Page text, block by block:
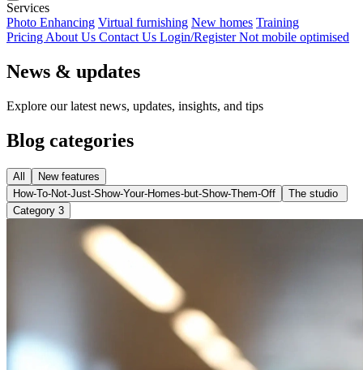
Services
Photo Enhancing Virtual furnishing New homes Training
Pricing About Us Contact Us Login/RegisterNot mobile optimised
News & updates
Explore our latest news, updates, insights, and tips
Blog categories
All
New features​​​​‌ ‍ ​‍​‍‌‍ ‌ ​‍‌‍‍‌‌‍‌ ‌‍‍‌‌‍ ‍​‍​‍​ ‍‍​‍​‍‌ ​ ‌‍​‌‌‍ ‍‌‍‍‌‌ ‌​‌ ‍‌​‍ ‍‌‍‍‌‌‍ ​‍​‍​‍ ​​‍​‍‌‍‍​‌ ​‍‌‍‌‌‌‍‌‍​‍​‍​ ‍‍​‍​‍​‍ ‌‍​‌‌‍‌​‌‍ ‌‌‍‍‌‌‍ ‍​‍ ‌‍‍‌‌‍ ‍‌ ‌​‌‍‌‌‌‍ ‍‌ ‌​​‍ ‌‍‌‌‌‍‌​‌‍‍‌‌ ‌​​‍ ‌‍ ‌‌‍ ‌‍‌​‌‍‌‌​ ‌‌ ​​‌ ​‍‌‍‌‌‌ ​ ‌‍‌‌‌‍ ‍‌ ‌​‌‍​‌‌ ‌​‌‍‍‌‌‍ ‌‍ ‍​ ‍ ‌‍‍‌‌‍‌​​ ‌​ ​‍​ ‌ ​ ‌‌‌‍‌‍‌‍​‍​ ​‍‌‍‌‌​ ​‌​‍ ‌​ ​​‌‍​‌​ ‌ ​ ‌ ​‍ ‌​ ‌​​ ‌​‌‍​ ​ ‌‌​‍ ‌​ ‍​​ ​ ​ ​ ​ ‌​​‍ ‌​ ‍‌​ ‍​‌‍‌​​ ‍‌​ ​‌‌‍‌‌​ ‌​​ ‌‍​ ‌‍​ ‍​​ ​‌​ ​‌​ ‍ ‌ ‌​‌ ‍‌‌ ​​‌‍‌‌​ ‌‌ ​​‌‍ ‌ ​ ‌ ‌​‌​​ ‌‍​‌‌ ‌​‌‍‌‌‌‍‌ ‌‍ ‌ ​‍‌ ‍‌​ ‍ ‌ ​​‌‍​‌‌ ‌​‌‍‍​​ ‌‌ ‌​‌‍‍‌‌ ‌​‌‍ ​‌‍‌‌​ ‌‍​‍‌‍​‌‌ ​ ‌‍‌‌‌‌‌‌‌ ​‍‌‍ ​​ ‌​‍‌‌​ ​‍‌​‌‍‌‍​‌‌‍‌​‌‍ ‌‌‍‍‌‌‍ ‍​‍‌‍‌‍‍‌‌‍‌​​ ‌​ ​‍​ ‌ ​ ‌‌‌‍‌‍‌‍​‍​ ​‍‌‍‌‌​ ​‌​‍ ‌​ ​​‌‍​‌​ ‌ ​ ‌ ​‍ ‌​ ‌​​ ‌​‌‍​ ​ ‌‌​‍ ‌​ ‍​​ ​ ​ ​ ​ ‌​​‍ ‌​ ‍‌​ ‍​‌‍‌​​ ‍‌​ ​‌‌‍‌‌​ ‌​​ ‌‍​ ‌‍​ ‍​​ ​‌​ ​‌​‍‌‍‌ ‌​‌ ‍‌‌ ​​‌‍‌‌​ ‌‌ ​​‌‍ ‌ ​ ‌ ‌​‌​​ ‌‍​‌‌ ‌​‌‍‌‌‌‍‌ ‌‍ ‌ ​‍‌ ‍‌​‍‌‍‌ ​​‌‍​‌‌ ‌​‌‍‍​​ ‌‌ ‌​‌‍‍‌‌ ‌​‌‍ ​‌‍‌‌​‍​‍‌ ‌
How-To-Not-Just-Show-Your-Homes-but-Show-Them-Off​​​​‌ ‍ ​‍​‍‌‍ ‌ ​‍‌‍‍‌‌‍‌ ‌‍‍‌‌‍ ‍​‍​‍​ ‍‍​‍​‍‌ ​ ‌‍​‌‌‍ ‍‌‍‍‌‌ ‌​‌ ‍‌​‍ ‍‌‍‍‌‌‍ ​‍​‍​‍ ​​‍​‍‌‍‍​‌ ​‍‌‍‌‌‌‍‌‍​‍​‍​ ‍‍​‍​‍​‍ ‌‍​‌‌‍‌​‌‍ ‌‌‍‍‌‌‍ ‍​‍ ‌‍‍‌‌‍ ‍‌ ‌​‌‍‌‌‌‍ ‍‌ ‌​​‍ ‌‍‌‌‌‍‌​‌‍‍‌‌ ‌​​‍ ‌‍ ‌‌‍ ‌‍‌​‌‍‌‌​ ‌‌ ​​‌ ​‍‌‍‌‌‌ ​ ‌‍‌‌‌‍ ‍‌ ‌​‌‍​‌‌ ‌​‌‍‍‌‌‍ ‌‍ ‍​ ‍ ‌‍‍‌‌‍‌​​ ‌​ ​ ‌‍‌‌‌‍‌‌​ ​‌‌‍​ ​ ‍​​ ‍‌​ ​‍​‍ ‌‌‍‌‍‌‍‌​​ ‍​​ ‌‌​‍ ‌​ ‌​‌‍‌​​ ‌​​ ‍‌​‍ ‌‌‍​‍‌‍‌​​ ​‍​ ​‌​‍ ‌‌‍​ ​ ​‌‌‍‌‌​ ‌‌​ ​​‌‍‌​​ ​‍‌‍‌‌‌‍‌‍​ ‌‍​ ​​‌‍‌‍​ ‍ ‌ ‌​‌ ‍‌‌ ​​‌‍‌‌​ ‌‌ ​​‌‍ ‌ ​ ‌ ‌​‌​​ ‌‍​‌‌ ‌​‌‍‌‌‌‍‌ ‌‍ ‌ ​‍‌ ‍‌​ ‍ ‌ ​​‌‍​‌‌ ‌​‌‍‍​​ ‌‌ ‌​‌‍‍‌‌ ‌​‌‍ ​‌‍‌‌​ ‌‍​‍‌‍​‌‌ ​ ‌‍‌‌‌‌‌‌‌ ​‍‌‍ ​​ ‌​‍‌‌​ ​‍‌​‌‍‌‍​‌‌‍‌​‌‍ ‌‌‍‍‌‌‍ ‍​‍‌‍‌‍‍‌‌‍‌​​ ‌​ ​ ‌‍‌‌‌‍‌‌​ ​‌‌‍​ ​ ‍​​ ‍‌​ ​‍​‍ ‌‌‍‌‍‌‍‌​​ ‍​​ ‌‌​‍ ‌​ ‌​‌‍‌​​ ‌​​ ‍‌​‍ ‌‌‍​‍‌‍‌​​ ​‍​ ​‌​‍ ‌‌‍​ ​ ​‌‌‍‌‌​ ‌‌​ ​​‌‍‌​​ ​‍‌‍‌‌‌‍‌‍​ ‌‍​ ​​‌‍‌‍​‍‌‍‌ ‌​‌ ‍‌‌ ​​‌‍‌‌​ ‌‌ ​​‌‍ ‌ ​ ‌ ‌​‌​​ ‌‍​‌‌ ‌​‌‍‌‌‌‍‌ ‌‍ ‌ ​‍‌ ‍‌​‍‌‍‌ ​​‌‍​‌‌ ‌​‌‍‍​​ ‌‌ ‌​‌‍‍‌‌ ‌​‌‍ ​‌‍‌‌​‍‌‍‌ ​​‌‍‌‌‌ ​‍‌ ​ ‌ ​​‌‍‌‌‌‍​ ‌ ‌​‌‍‍‌‌ ‌‍‌‍‌‌​ ‌‌ ​​‌ ‌‌‌‍​‍‌‍ ​‌‍‍‌‌ ​ ‌‍‍​‌‍‌‌‌‍‌​​‍​‍‌ ‌
The studio ​​​​‌ ‍ ​‍​‍‌‍ ‌ ​‍‌‍‍‌‌‍‌ ‌‍‍‌‌‍ ‍​‍​‍​ ‍‍​‍​‍‌ ​ ‌‍​‌‌‍ ‍‌‍‍‌‌ ‌​‌ ‍‌​‍ ‍‌‍‍‌‌‍ ​‍​‍​‍ ​​‍​‍‌‍‍​‌ ​‍‌‍‌‌‌‍‌‍​‍​‍​ ‍‍​‍​‍​‍ ‌‍​‌‌‍‌​‌‍ ‌‌‍‍‌‌‍ ‍​‍ ‌‍‍‌‌‍ ‍‌ ‌​‌‍‌‌‌‍ ‍‌ ‌​​‍ ‌‍‌‌‌‍‌​‌‍‍‌‌ ‌​​‍ ‌‍ ‌‌‍ ‌‍‌​‌‍‌‌​ ‌‌ ​​‌ ​‍‌‍‌‌‌ ​ ‌‍‌‌‌‍ ‍‌ ‌​‌‍​‌‌ ‌​‌‍‍‌‌‍ ‌‍ ‍​ ‍ ‌‍‍‌‌‍‌​​ ‌​ ‌​‌‍​‍​ ​ ​ ‌‌​ ‍‌‌‍‌‍‌‍​‌​ ​‍​‍ ‌​ ‌ ​ ‍‌​ ‌‌‌‍‌‌​‍ ‌​ ‌​‌‍‌‍​ ​​​ ​‍​‍ ‌​ ‍‌‌‍‌‍​ ‍‌‌‍‌‍​‍ ‌​ ‍​​ ‍‌​ ‌ ​ ​‍​ ‌‍​ ‌‍​ ‍‌​ ​‍​ ‍‌​ ​​‌‍​ ​ ‍‌​ ‍ ‌ ‌​‌ ‍‌‌ ​​‌‍‌‌​ ‌‌ ​​‌‍ ‌ ​ ‌ ‌​‌​​ ‌‍​‌‌ ‌​‌‍‌‌‌‍‌ ‌‍ ‌ ​‍‌ ‍‌​ ‍ ‌ ​​‌‍​‌‌ ‌​‌‍‍​​ ‌‌ ‌​‌‍‍‌‌ ‌​‌‍ ​‌‍‌‌​ ‌‍​‍‌‍​‌‌ ​ ‌‍‌‌‌‌‌‌‌ ​‍‌‍ ​​ ‌​‍‌‌​ ​‍‌​‌‍‌‍​‌‌‍‌​‌‍ ‌‌‍‍‌‌‍ ‍​‍‌‍‌‍‍‌‌‍‌​​ ‌​ ‌​‌‍​‍​ ​ ​ ‌‌​ ‍‌‌‍‌‍‌‍​‌​ ​‍​‍ ‌​ ‌ ​ ‍‌​ ‌‌‌‍‌‌​‍ ‌​ ‌​‌‍‌‍​ ​​​ ​‍​‍ ‌​ ‍‌‌‍‌‍​ ‍‌‌‍‌‍​‍ ‌​ ‍​​ ‍‌​ ‌ ​ ​‍​ ‌‍​ ‌‍​ ‍‌​ ​‍​ ‍‌​ ​​‌‍​ ​ ‍‌​‍‌‍‌ ‌​‌ ‍‌‌ ​​‌‍‌‌​ ‌‌ ​​‌‍ ‌ ​ ‌ ‌​‌​​ ‌‍​‌‌ ‌​‌‍‌‌‌‍‌ ‌‍ ‌ ​‍‌ ‍‌​‍‌‍‌ ​​‌‍​‌‌ ‌​‌‍‍​​ ‌‌ ‌​‌‍‍‌‌ ‌​‌‍ ​‌‍‌‌​‍​‍‌ ‌
Category 3​​​​‌ ‍ ​‍​‍‌‍ ‌ ​‍‌‍‍‌‌‍‌ ‌‍‍‌‌‍ ‍​‍​‍​ ‍‍​‍​‍‌ ​ ‌‍​‌‌‍ ‍‌‍‍‌‌ ‌​‌ ‍‌​‍ ‍‌‍‍‌‌‍ ​‍​‍​‍ ​​‍​‍‌‍‍​‌ ​‍‌‍‌‌‌‍‌‍​‍​‍​ ‍‍​‍​‍​‍ ‌‍​‌‌‍‌​‌‍ ‌‌‍‍‌‌‍ ‍​‍ ‌‍‍‌‌‍ ‍‌ ‌​‌‍‌‌‌‍ ‍‌ ‌​​‍ ‌‍‌‌‌‍‌​‌‍‍‌‌ ‌​​‍ ‌‍ ‌‌‍ ‌‍‌​‌‍‌‌​ ‌‌ ​​‌ ​‍‌‍‌‌‌ ​ ‌‍‌‌‌‍ ‍‌ ‌​‌‍​‌‌ ‌​‌‍‍‌‌‍ ‌‍ ‍​ ‍ ‌‍‍‌‌‍‌​​ ‌‌‍​‌‌‍‌‌‌‍‌‌‌‍‌​​ ​​‌‍​‍​ ‍‌​ ​ ​‍ ‌​ ‍‌​ ​‌‌‍​‍​ ​‍​‍ ‌​ ‌​‌‍​‌‌‍​‍​ ​‌​‍ ‌‌‍​‌‌‍‌‍​ ​‌​ ‌‍​‍ ‌‌‍‌‌‌‍​ ​ ​​‌‍​‍​ ‌ ​ ‍‌‌‍‌‌‌‍​‍​ ​ ​ ‌‍‌‍​ ​ ‌ ​ ‍ ‌ ‌​‌ ‍‌‌ ​​‌‍‌‌​ ‌‌ ​​‌‍ ‌ ​ ‌ ‌​‌​​ ‌‍​‌‌ ‌​‌‍‌‌‌‍‌ ‌‍ ‌ ​‍‌ ‍‌​ ‍ ‌ ​​‌‍​‌‌ ‌​‌‍‍​​ ‌‌ ‌​‌‍‍‌‌ ‌​‌‍ ​‌‍‌‌​ ‌‍​‍‌‍​‌‌ ​ ‌‍‌‌‌‌‌‌‌ ​‍‌‍ ​​ ‌​‍‌‌​ ​‍‌​‌‍‌‍​‌‌‍‌​‌‍ ‌‌‍‍‌‌‍ ‍​‍‌‍‌‍‍‌‌‍‌​​ ‌‌‍​‌‌‍‌‌‌‍‌‌‌‍‌​​ ​​‌‍​‍​ ‍‌​ ​ ​‍ ‌​ ‍‌​ ​‌‌‍​‍​ ​‍​‍ ‌​ ‌​‌‍​‌‌‍​‍​ ​‌​‍ ‌‌‍​‌‌‍‌‍​ ​‌​ ‌‍​‍ ‌‌‍‌‌‌‍​ ​ ​​‌‍​‍​ ‌ ​ ‍‌‌‍‌‌‌‍​‍​ ​ ​ ‌‍‌‍​ ​ ‌ ​‍‌‍‌ ‌​‌ ‍‌‌ ​​‌‍‌‌​ ‌‌ ​​‌‍ ‌ ​ ‌ ‌​‌​​ ‌‍​‌‌ ‌​‌‍‌‌‌‍‌ ‌‍ ‌ ​‍‌ ‍‌​‍‌‍‌ ​​‌‍​‌‌ ‌​‌‍‍​​ ‌‌ ‌​‌‍‍‌‌ ‌​‌‍ ​‌‍‌‌​‍‌‍‌ ​​‌‍‌‌‌ ​‍‌ ​ ‌ ​​‌‍‌‌‌‍​ ‌ ‌​‌‍‍‌‌ ‌‍‌‍‌‌​ ‌‌ ​​‌ ‌‌‌‍​‍‌‍ ​‌‍‍‌‌ ​ ‌‍‍​‌‍‌‌‌‍‌​​‍​‍‌ ‌